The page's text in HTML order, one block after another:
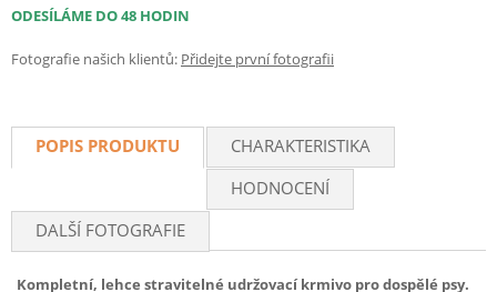
ODESÍLÁME DO 48 HODIN
Fotografie našich klientů: Přidejte první fotografii
POPIS PRODUKTU
CHARAKTERISTIKA
HODNOCENÍ
DALŠÍ FOTOGRAFIE
Kompletní, lehce stravitelné udržovací krmivo pro dospělé psy.